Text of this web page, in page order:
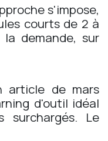
s'impose,
courts de 2 à
demande, sur
article de mars
d'outil idéal
surchargés. Le